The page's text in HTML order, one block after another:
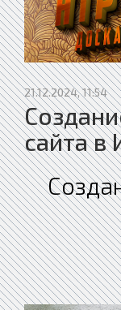
21.12.2024, 11:54
сайта в